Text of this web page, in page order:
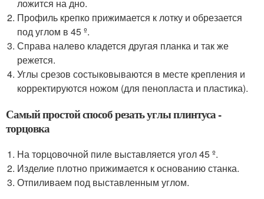
ложится на дно.
Профиль крепко прижимается к лотку и обрезается
под углом в 45 º.
Справа налево кладется другая планка и так же
режется.
Углы срезов состыковываются в месте крепления и
корректируются ножом (для пенопласта и пластика).
Самый простой способ резать углы плинтуса -
торцовка
На торцовочной пиле выставляется угол 45 º.
Изделие плотно прижимается к основанию станка.
Отпиливаем под выставленным углом.